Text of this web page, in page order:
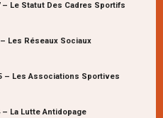
– Le Statut Des Cadres Sportifs
Les Réseaux Sociaux
– Les Associations Sportives
La Lutte Antidopage